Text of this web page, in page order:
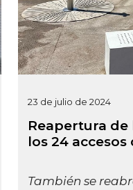
23 de julio de 2024
Reapertura de
los 24 accesos
También se